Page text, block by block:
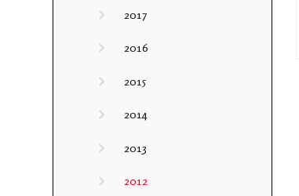
2017
2016
2015
2014
2013
2012